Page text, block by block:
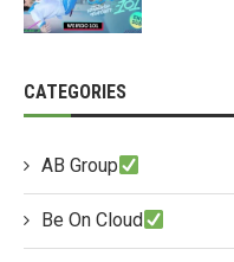
CATEGORIES
AB Group
Be On Cloud